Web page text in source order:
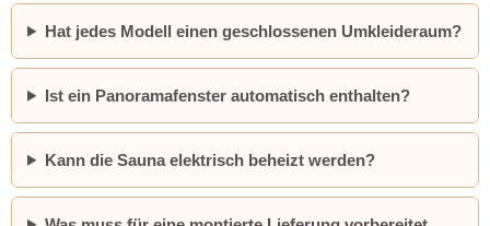
Hat jedes Modell einen geschlossenen Umkleideraum?
Ist ein Panoramafenster automatisch enthalten?
Kann die Sauna elektrisch beheizt werden?